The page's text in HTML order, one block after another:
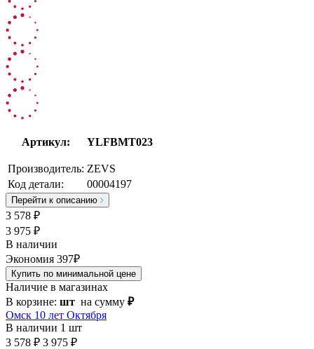
Артикул: YLFBMT023
Производитель: ZEVS
Код детали:
00004197
Перейти к описанию
3 578 ₽
3 975 ₽
В наличии
Экономия 397₽
Купить по минимальной цене
Наличие в магазинах
В корзине: шт на сумму ₽
Омск 10 лет Октября
В наличии 1 шт
3 578 ₽ 3 975 ₽